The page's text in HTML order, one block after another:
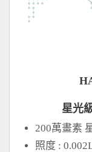
星光
200萬畫素
照度 :